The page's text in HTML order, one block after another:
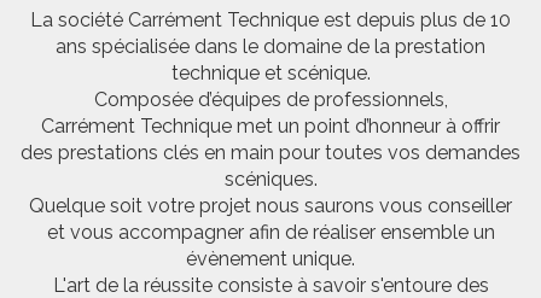
La société Carrément Technique est depuis plus de 10
ans spécialisée dans le domaine de la prestation
technique et scénique.
Composée d’équipes de professionnels,
Carrément Technique met un point d’honneur à offrir
des prestations clés en main pour toutes vos demandes
scéniques.
Quelque soit votre projet nous saurons vous conseiller
et vous accompagner afin de réaliser ensemble un
évènement unique.
L'art de la réussite consiste à savoir s'entoure des